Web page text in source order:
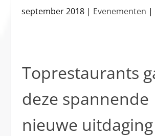
september 2018 | Evenementen |
Toprestaurants
deze spannende
nieuwe